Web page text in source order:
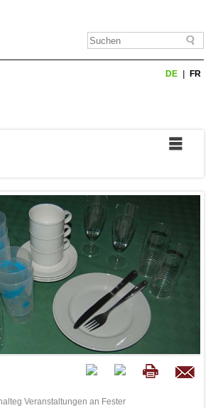
DE FR
Veranstaltungen an Fester